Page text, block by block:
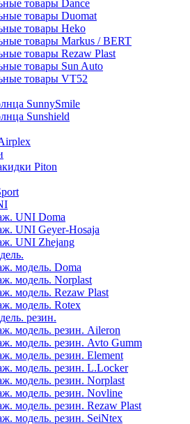
товары Dance
товары Duomat
товары Heko
товары Markus / BERT
товары Rezaw Plast
товары Sun Auto
товары VT52
SunnySmile
Sunshield
Piton
UNI Doma
UNI Geyer-Hosaja
UNI Zhejang
модель. Doma
модель. Norplast
модель. Rezaw Plast
модель. Rotex
резин.
модель. резин. Aileron
модель. резин. Avto Gumm
модель. резин. Element
модель. резин. L.Locker
модель. резин. Norplast
модель. резин. Novline
модель. резин. Rezaw Plast
модель. резин. SeiNtex